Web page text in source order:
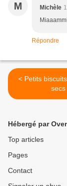
M Michèle
Répondre
< Petits biscuits aux fruits
secs
Hébergé par
Top articles
Pages
Contact